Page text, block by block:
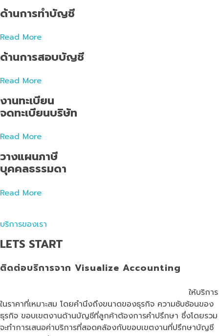
ด้านการทำบัญชี
Read More
ด้านการสอบบัญชี
Read More
งานทะเบียน
จดทะเบียนบริษัท
Read More
วางแผนภาษี
บุคคลธรรมดา
Read More
บริการของเรา
LETS START
ติดต่อบริการจาก Visualize Accounting
ให้บริการ
ในราคาที่เหมาะสม โดยคำนึงถึงขนาดของธุรกิจ ความซับซ้อนของ
ธุรกิจ ขอบเขตงานด้านบัญชีที่ลูกค้าต้องการคำปรึกษา ซึ่งโดยรวม
จะทำการเสนอค่าบริการที่สอดคล้องกับขอบเขตงานที่ปรึกษาบัญชี